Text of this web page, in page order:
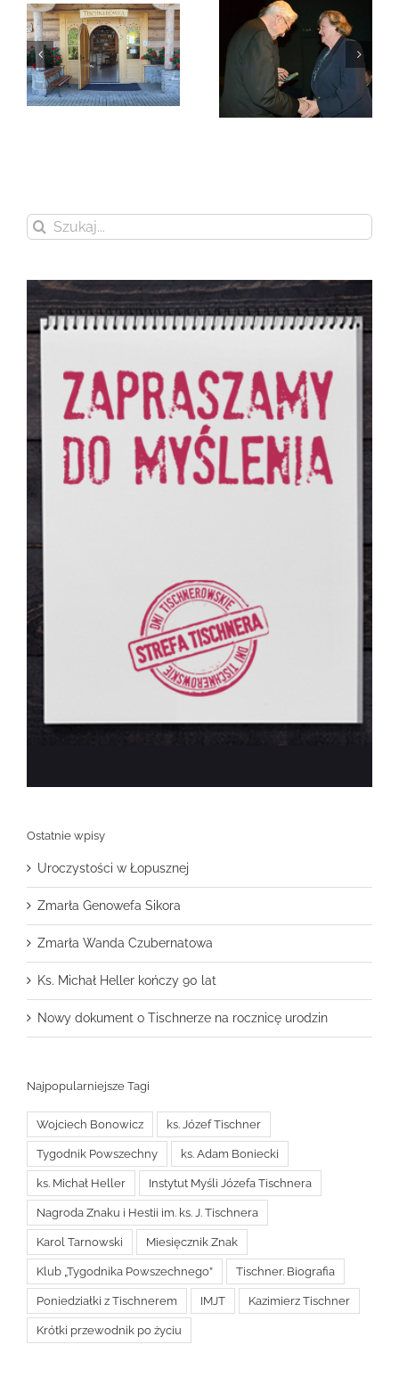
Zmarła Genowefa
Sikora
Zmarła Wanda
Czubernatowa
Szukaj
Ostatnie wpisy
Uroczystości w Łopusznej
Zmarła Genowefa Sikora
Zmarła Wanda Czubernatowa
Ks. Michał Heller kończy 90 lat
Nowy dokument o Tischnerze na rocznicę urodzin
Najpopularniejsze Tagi
Wojciech Bonowicz ks. Józef Tischner
Tygodnik Powszechny ks. Adam Boniecki
ks. Michał Heller Instytut Myśli Józefa Tischnera
Nagroda Znaku i Hestii im. ks. J. Tischnera
Karol Tarnowski Miesięcznik Znak
Klub „Tygodnika Powszechnego” Tischner. Biografia
Poniedziałki z Tischnerem IMJT Kazimierz Tischner
Krótki przewodnik po życiu